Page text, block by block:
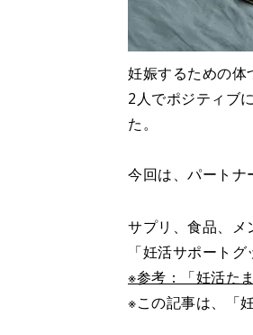
妊娠するための体
2人でポジティブ
た。
今回は、パートナ
サプリ、食品、メ
「妊活サポート
※参考：「妊活た
※この記事は、「